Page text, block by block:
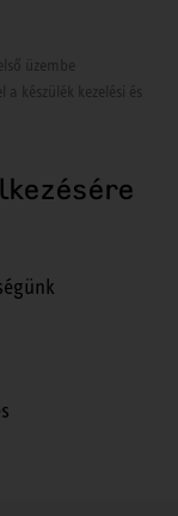
üzembe
a készülék kezelési és